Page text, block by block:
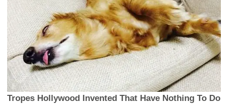
Tropes Hollywood Invented That Have Nothing To Do